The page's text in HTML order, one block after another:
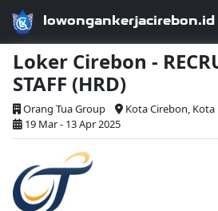
lowongankerjacirebon.id
Loker Cirebon -
STAFF (HRD)
Orang Tua Group
Kota Cirebon,
19 Mar - 13 Apr 2025